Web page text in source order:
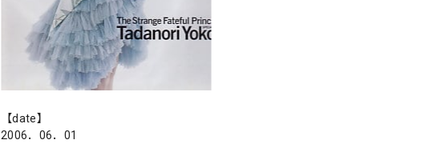
【date】
2006．06．01